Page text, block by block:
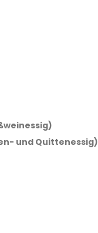
und Quittenessig)